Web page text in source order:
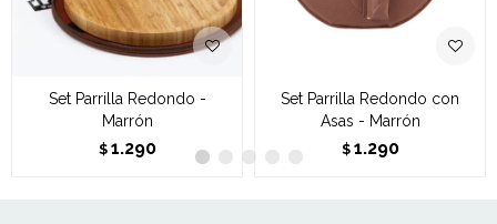
Set Parrilla Redondo -
Marrón
$ 1.290
Set Parrilla Redondo con
Asas - Marrón
$ 1.290